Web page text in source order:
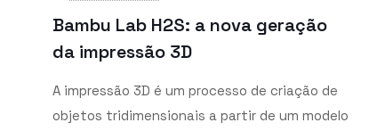
Bambu Lab H2S: a nova geração
da impressão 3D
A impressão 3D é um processo de criação de
objetos tridimensionais a partir de um modelo